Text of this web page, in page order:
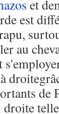
et
est
au
de